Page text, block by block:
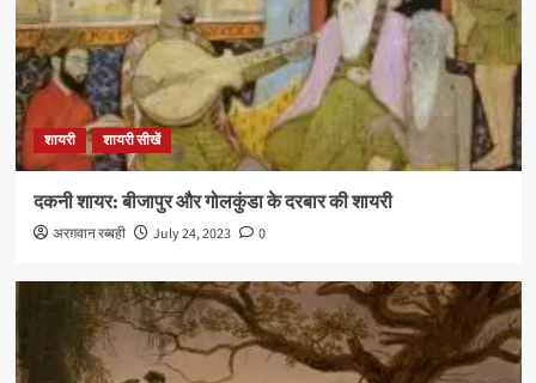
शायरी शायरी सीखें
दकनी शायर: बीजापुर और गोलकुंडा के दरबार की शायरी
अरग़वान रब्बही July 24, 2023 0